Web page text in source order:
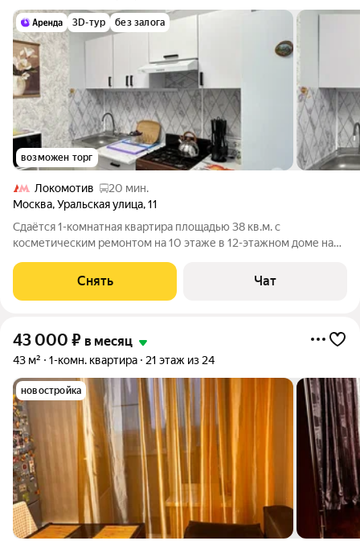
3D-тур без залога
возможен торг
Локомотив
20 мин.
Москва,Уральская улица,11
Сдаётся 1-комнатная квартира площадью 38 кв.м. с
косметическим ремонтом на 10 этаже в 12-этажном доме на
окна выходят во двор. В
Снять Чат
43 000 ₽ в месяц
43 м² 1-комн. квартира 21 этаж из 24
новостройка